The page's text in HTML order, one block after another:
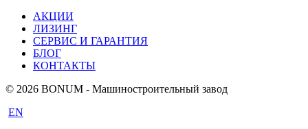
АКЦИИ
ЛИЗИНГ
СЕРВИС И ГАРАНТИЯ
БЛОГ
КОНТАКТЫ
© 2026 BONUM - Машиностроительный завод
EN